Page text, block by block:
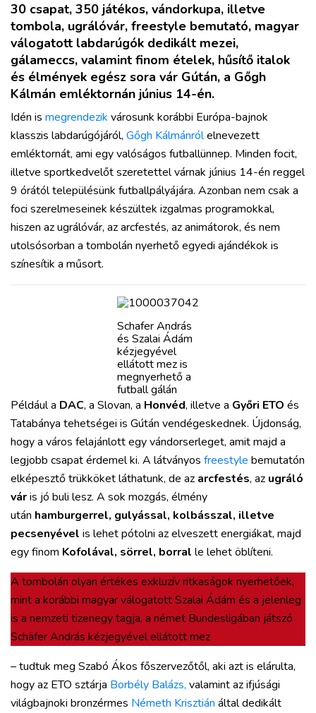
30 csapat, 350 játékos, vándorkupa, illetve
tombola, ugrálóvár, freestyle bemutató, magyar
válogatott labdarúgók dedikált mezei,
gálameccs, valamint finom ételek, hűsítő italok
és élmények egész sora vár Gútán, a Gőgh
Kálmán emléktornán június 14-én.
Idén is megrendezik városunk korábbi Európa-bajnok
klasszis labdarúgójáról, Gőgh Kálmánrólelnevezett
emléktornát, ami egy valóságos futballünnep. Minden focit,
illetve sportkedvelőt szeretettel várnak június 14-én reggel
9 órától településünk futballpályájára. Azonban nem csak a
foci szerelmeseinek készültek izgalmas programokkal,
hiszen az ugrálóvár, az arcfestés, az animátorok, és nem
utolsósorban a tombolán nyerhető egyedi ajándékok is
színesítik a műsort.
Schafer András
és Szalai Ádám
kézjegyével
ellátott mez is
megnyerhető a
futball gálán
Például a DAC, a Slovan, a Honvéd, illetve a Győri ETO és
Tatabánya tehetségei is Gútán vendégeskednek. Újdonság,
hogy a város felajánlott egy vándorserleget, amit majd a
legjobb csapat érdemel ki. A látványos freestyle bemutatón
elképesztő trükköket láthatunk, de az arcfestés, az ugráló
váris jó buli lesz. A sok mozgás, élmény
után hamburgerrel, gulyással, kolbásszal, illetve
pecsenyével is lehet pótolni az elveszett energiákat, majd
egy finom Kofolával, sörrel, borral le lehet öblíteni.
A tombolán olyan értékes exkluzív ritkaságok nyerhetőek,
mint a korábbi magyar válogatott Szalai Ádám és a jelenleg
is a nemzeti tizenegy tagja, a német Bundesligában játszó
Schäfer András kézjegyével ellátott mez
– tudtuk meg Szabó Ákos főszervezőtől, aki azt is elárulta,
hogy az ETO sztárja Borbély Balázs, valamint az ifjúsági
világbajnoki bronzérmes Németh Krisztián által dedikált